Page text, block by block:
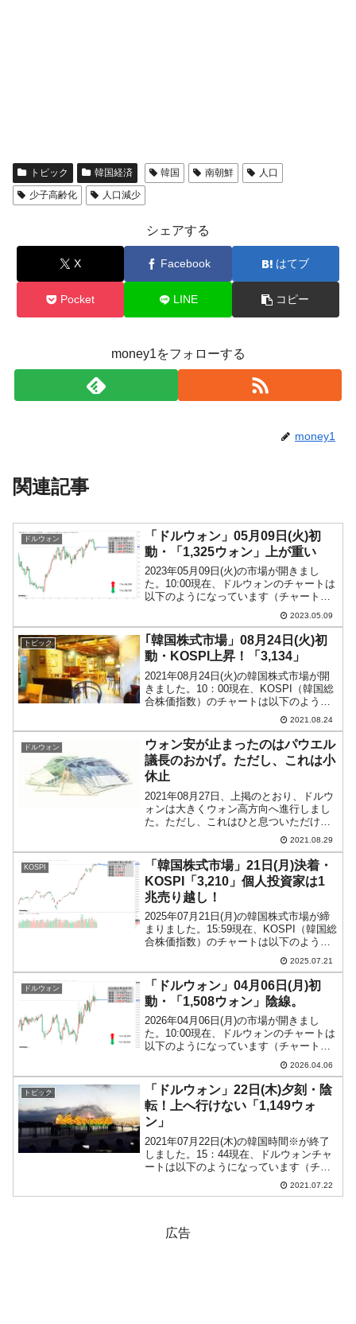
トピック 韓国経済 韓国 南朝鮮
人口
少子高齢化
人口減少
シェアする
X Facebook はてブ
Pocket LINE コピー
money1をフォローする
money1
関連記事
ドルウォン
「ドルウォン」05月09日(火)初
動・「1,325ウォン」上が重い
2023年05月09日(火)の市場が開きまし
た。10:00現在、ドルウォンのチャートは
以下のようになっています（チャートは
『Investing.com』より引用）。前日はな
んとか陽線で締まり、本日も陽線でスタ
ートしています。現在のところ「1...
2023.05.09
トピック
｢韓国株式市場」08月24日(火)初
動・KOSPI上昇！「3,134」
2021年08月24日(火)の韓国株式市場が開
きました。10：00現在、KOSPI（韓国総
合株価指数）のチャートは以下のように
『Investing.com』より引用）。ギャップ
アップして始まり、KOSPIは「3,10...
2021.08.24
ドルウォン
ウォン安が止まったのはパウエル
議長のおかげ。ただし、これは小
休止
2021年08月27日、上掲のとおり、ドルウ
ォンは大きくウォン高方向へ進行しまし
た。ただし、これはひと息ついただけで
す。ウォン安進行の一時休止といえま
す。原因は、同日行われた「アメリカ合
衆国年次経済シンポジウム」（ジャクソ
ン会議）において、...
2021.08.29
KOSPI
「韓国株式市場」21日(月)決着・
KOSPI「3,210」個人投資家は1
兆売り越し！
2025年07月21日(月)の韓国株式市場が締
まりました。15:59現在、KOSPI（韓国総
合株価指数）のチャートは以下のように
『Investing.com』より引用）。陽線のマ
マで終わりました。KOSPIは「3,2...
2025.07.21
ドルウォン
「ドルウォン」04月06日(月)初
動・「1,508ウォン」陰線。
2026年04月06日(月)の市場が開きまし
た。10:00現在、ドルウォンのチャートは
以下のようになっています（チャートは
『Investing.com』より引用）。現在のと
ころ陰線で、「1ドル＝1,508ウォン」近
辺の攻防となっています。ロ...
2026.04.06
トピック
「ドルウォン」22日(木)夕刻・陰
転！上へ行けない「1,149ウォ
ン」
2021年07月22日(木)の韓国時間※が終了
しました。15：44現在、ドルウォンチャ
ートは以下のようになっています（チャ
ートは『Investing.com』より引用：以下
同）。陰線となりました。しかしまだ「1
2021.07.22
広告